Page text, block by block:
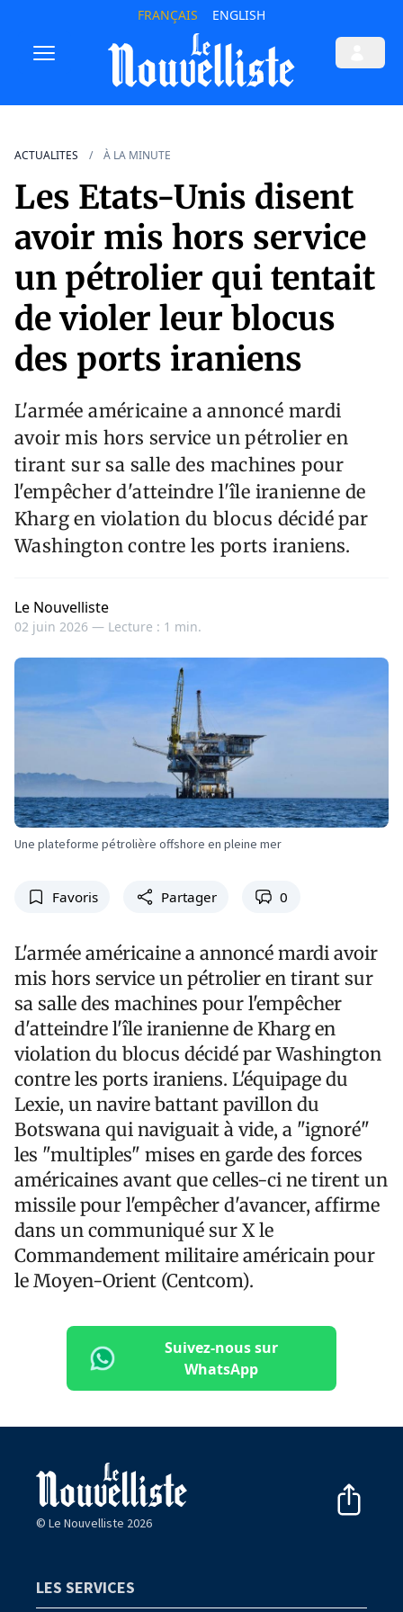
FRANÇAIS ENGLISH
ACTUALITES À LA MINUTE
Les Etats-Unis disent
avoir mis hors service
un pétrolier qui tentait
de violer leur blocus
des ports iraniens
L'armée américaine a annoncé mardi
avoir mis hors service un pétrolier en
tirant sur sa salle des machines pour
l'empêcher d'atteindre l'île iranienne de
Kharg en violation du blocus décidé par
Washington contre les ports iraniens.
Le Nouvelliste
02 juin 2026 — Lecture : 1 min.
Une plateforme pétrolière offshore en pleine mer
Favoris Partager 0
L'armée américaine a annoncé mardi avoir
mis hors service un pétrolier en tirant sur
sa salle des machines pour l'empêcher
d'atteindre l'île iranienne de Kharg en
violation du blocus décidé par Washington
contre les ports iraniens. L'équipage du
Lexie, un navire battant pavillon du
Botswana qui naviguait à vide, a "ignoré"
les "multiples" mises en garde des forces
américaines avant que celles-ci ne tirent un
missile pour l'empêcher d'avancer, affirme
dans un communiqué sur X le
Commandement militaire américain pour
le Moyen-Orient (Centcom).
Suivez-nous sur
WhatsApp
© Le Nouvelliste 2026
LES SERVICES